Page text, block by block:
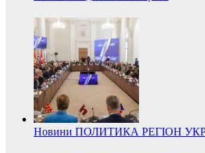
Новини ПОЛИТИКА РЕГІОН